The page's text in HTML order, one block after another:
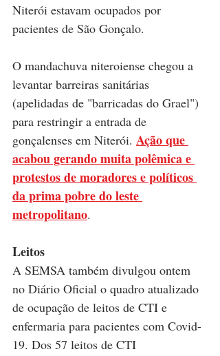
Niterói estavam ocupados por
pacientes de São Gonçalo.
O mandachuva niteroiense chegou a
levantar barreiras sanitárias
(apelidadas de "barricadas do Grael")
para restringir a entrada de
gonçalenses em Niterói. Ação que
acabou gerando muita polêmica e
protestos de moradores e políticos
da prima pobre do leste
metropolitano.
Leitos
A SEMSA também divulgou ontem
no Diário Oficial o quadro atualizado
de ocupação de leitos de CTI e
enfermaria para pacientes com Covid-
19. Dos 57 leitos de CTI